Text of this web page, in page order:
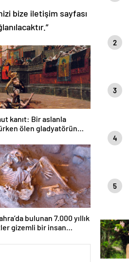
bize iletişim sayfası
kanıt: Bir aslanla
ölen gladyatörün
bulunan 7.000 yıllık
gizemli bir insan
2
3
4
5